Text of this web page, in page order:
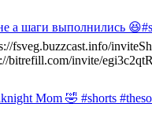
а шаги выполнились
fsveg.buzzcast.info/
invite/
Mom 🤣 #shorts